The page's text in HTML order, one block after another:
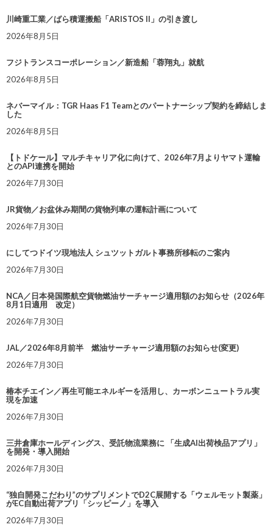
川崎重工業／ばら積運搬船「ARISTOS II」の引き渡し
2026年8月5日
フジトランスコーポレーション／新造船「蓉翔丸」就航
2026年8月5日
ネバーマイル：TGR Haas F1 Teamとのパートナーシップ契約を締結しま
した
2026年8月5日
【トドケール】マルチキャリア化に向けて、2026年7月よりヤマト運輸
とのAPI連携を開始
2026年7月30日
JR貨物／お盆休み期間の貨物列車の運転計画について
2026年7月30日
にしてつドイツ現地法人 シュツットガルト事務所移転のご案内
2026年7月30日
NCA／日本発国際航空貨物燃油サーチャージ適用額のお知らせ（2026年
8月1日適用 改定）
2026年7月30日
JAL／2026年8月前半 燃油サーチャージ適用額のお知らせ(変更)
2026年7月30日
椿本チエイン／再生可能エネルギーを活用し、カーボンニュートラル実
現を加速
2026年7月30日
三井倉庫ホールディングス、受託物流業務に 「生成AI出荷検品アプリ」
を開発・導入開始
2026年7月30日
“独自開発こだわり”のサプリメントでD2C展開する「ウェルモット製薬」
がEC自動出荷アプリ「シッピーノ」を導入
2026年7月30日